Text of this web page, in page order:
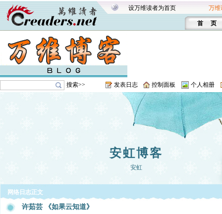
设万维读者为首页 万维
首 页
搜索>> 发表日志 控制面板 个人相册
安虹博客
安虹
网络日志正文
许茹芸 《如果云知道》